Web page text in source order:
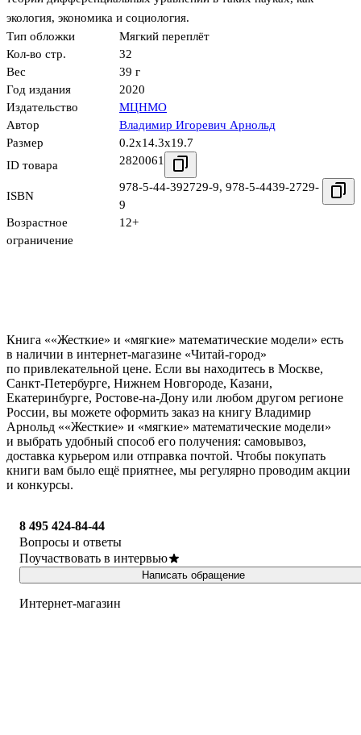
экология, экономика и социология.
Тип обложки
Мягкий переплёт
Кол-во стр.
32
Вес
39 г
Год издания
2020
Издательство
МЦНМО
Автор
Владимир Игоревич Арнольд
Размер
0.2x14.3x19.7
ID товара
2820061
ISBN
978-5-44-392729-9, 978-5-4439-2729-
9
Возрастное
ограничение
12+
Книга ««Жесткие» и «мягкие» математические модели» есть
в наличии в интернет-магазине «Читай-город»
по привлекательной цене. Если вы находитесь в Москве,
Санкт-Петербурге, Нижнем Новгороде, Казани,
Екатеринбурге, Ростове-на-Дону или любом другом регионе
России, вы можете оформить заказ на книгу Владимир
Арнольд ««Жесткие» и «мягкие» математические модели»
и выбрать удобный способ его получения: самовывоз,
доставка курьером или отправка почтой. Чтобы покупать
книги вам было ещё приятнее, мы регулярно проводим акции
и конкурсы.
8 495 424-84-44
Вопросы и ответы
Поучаствовать в интервью
Написать обращение
Интернет-магазин